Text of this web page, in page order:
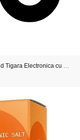
Tigara Electronica cu Nicotina